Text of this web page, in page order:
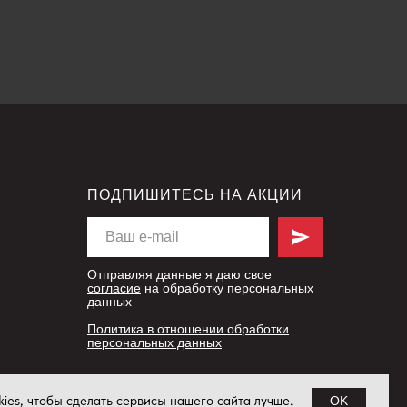
чтобы сделать сервисы нашего сайта лучше. OK
ПОДПИШИТЕСЬ НА АКЦИИ
Отправляя данные я даю свое
согласие на обработку персональных
данных
Политика в отношении обработки
персональных данных